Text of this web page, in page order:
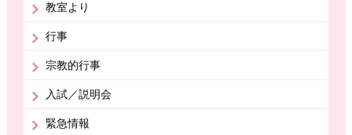
教室より
行事
宗教的行事
入試／説明会
緊急情報